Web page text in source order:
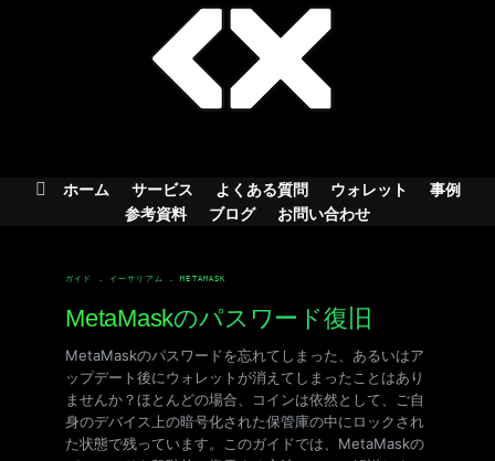
ホーム サービス よくある質問 ウォレット
事例
参考資料
ブログ お問い合わせ
ガイド . イーサリアム . METAMASK
MetaMaskのパスワード復旧
MetaMaskのパスワードを忘れてしまった、あるいはア
ップデート後にウォレットが消えてしまったことはあり
ませんか？ほとんどの場合、コインは依然として、ご自
身のデバイス上の暗号化された保管庫の中にロックされ
た状態で残っています。このガイドでは、MetaMaskの